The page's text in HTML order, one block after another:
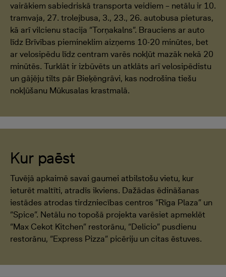
vairākiem sabiedriskā transporta veidiem – netālu ir 10.
tramvaja, 27. trolejbusa, 3., 23., 26. autobusa pieturas,
kā arī vilcienu stacija “Torņakalns”. Brauciens ar auto
līdz Brīvības piemineklim aizņems 10-20 minūtes, bet
ar velosipēdu līdz centram varēs nokļūt mazāk nekā 20
minūtēs. Turklāt ir izbūvēts un atklāts arī velosipēdistu
un gājēju tilts pār Bieķēngrāvi, kas nodrošina tiešu
nokļūšanu Mūkusalas krastmalā.
Kur paēst
Tuvējā apkaimē savai gaumei atbilstošu vietu, kur
ieturēt maltīti, atradīs ikviens. Dažādas ēdināšanas
iestādes atrodas tirdzniecības centros “Rīga Plaza” un
“Spice”. Netālu no topošā projekta varēsiet apmeklēt
“Max Cekot Kitchen” restorānu, “Delicio” pusdienu
restorānu, “Express Pizza” picēriju un citas ēstuves.